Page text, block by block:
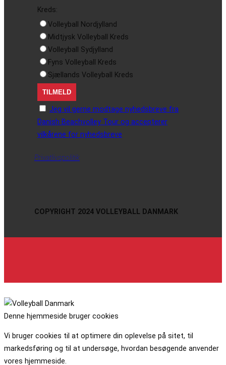
Kreds:
Volleyball Nordjylland
Midtjysk Volleyball Kreds
Volleyball Sydjylland
Fyns Volleyball Kreds
Sjællands Volleyball Kreds
Jeg vil gerne modtage nyhedsbreve fra
Danish Beachvolley Tour og accepterer
vilkårene for nyhedsbreve
Privatlivspolitik
COPYRIGHT 2024 VOLLEYBALL DANMARK
Denne hjemmeside bruger cookies
Vi bruger cookies til at optimere din oplevelse på sitet, til
markedsføring og til at undersøge, hvordan besøgende anvender
vores hjemmeside.